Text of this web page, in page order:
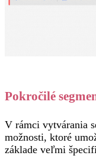
Pokročilé
V rámci vytvárania
možnosti, ktoré
základe veľmi